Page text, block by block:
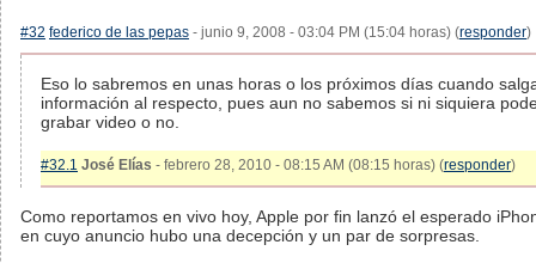
#32 federico de las pepas - junio 9, 2008 - 03:04 PM (15:04 horas) (responder)
Eso lo sabremos en unas horas o los próximos días cuando
información al respecto, pues aun no sabemos si ni siquiera
grabar video o no.
#32.1 José Elías - febrero 28, 2010 - 08:15 AM (08:15 horas) (responder)
Como reportamos en vivo hoy, Apple por fin lanzó el esperado
en cuyo anuncio hubo una decepción y un par de sorpresas.